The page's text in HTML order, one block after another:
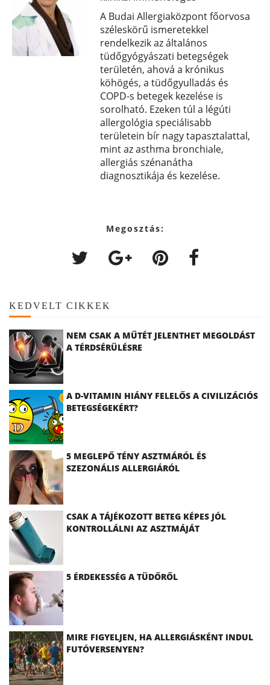
A Budai Allergiaközpont főorvosa
széleskörű ismeretekkel
rendelkezik az általános
tüdőgyógyászati betegségek
területén, ahová a krónikus
köhögés, a tüdőgyulladás és
COPD-s betegek kezelése is
sorolható. Ezeken túl a légúti
allergológia speciálisabb
területein bír nagy tapasztalattal,
mint az asthma bronchiale,
allergiás szénanátha
diagnosztikája és kezelése.
Megosztás:
KEDVELT CIKKEK
NEM CSAK A MŰTÉT JELENTHET MEGOLDÁST
A TÉRDSÉRÜLÉSRE
A D-VITAMIN HIÁNY FELELŐS A CIVILIZÁCIÓS
BETEGSÉGEKÉRT?
5 MEGLEPŐ TÉNY ASZTMÁRÓL ÉS
SZEZONÁLIS ALLERGIÁRÓL
CSAK A TÁJÉKOZOTT BETEG KÉPES JÓL
KONTROLLÁLNI AZ ASZTMÁJÁT
5 ÉRDEKESSÉG A TÜDŐRŐL
MIRE FIGYELJEN, HA ALLERGIÁSKÉNT INDUL
FUTÓVERSENYEN?